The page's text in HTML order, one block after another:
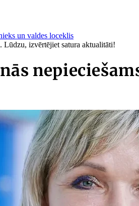
un valdes loceklis
Lūdzu, izvērtējiet satura aktualitāti!